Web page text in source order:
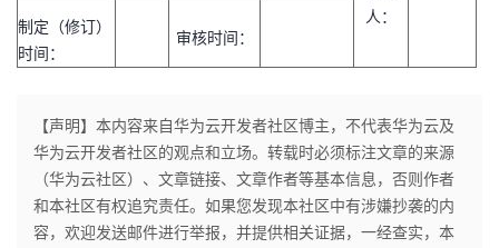
人：
制定（修订）
时间：
审核时间：
【声明】本内容来自华为云开发者社区博主，不代表华为云及
华为云开发者社区的观点和立场。转载时必须标注文章的来源
（华为云社区）、文章链接、文章作者等基本信息，否则作者
和本社区有权追究责任。如果您发现本社区中有涉嫌抄袭的内
容，欢迎发送邮件进行举报，并提供相关证据，一经查实，本